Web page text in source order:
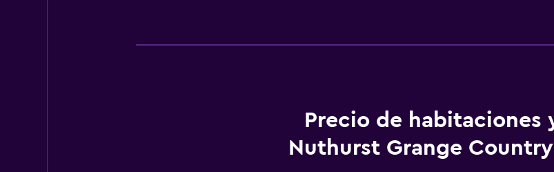
Precio de habitaciones
Nuthurst Grange